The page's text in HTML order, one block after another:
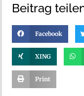
Beitrag
Facebook
XING
Print